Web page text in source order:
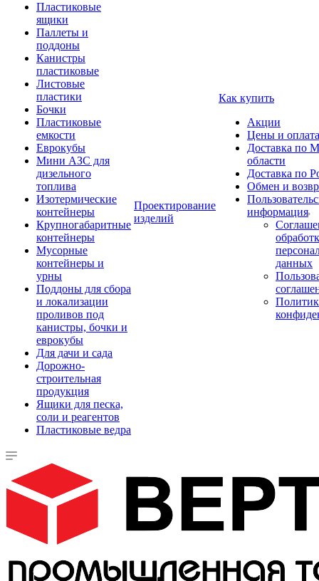
Пластиковые
ящики
Паллеты и
поддоны
Канистры
пластиковые
Листовые
пластики
Бочки
Пластиковые
емкости
Еврокубы
Мини АЗС для
дизельного
топлива
Изотермические
контейнеры
Крупногабаритные
контейнеры
Мусорные
контейнеры и
урны
Поддоны для сбора
и локализации
проливов под
канистры, бочки и
еврокубы
Для дачи и сада
Дорожно-
строительная
продукция
Ящики для песка,
соли и реагентов
Пластиковые ведра
Проектирование
изделий
Как купить
Акции
Цены и оплата
Доставка по
области
Доставка по
Обмен и
информация
данных